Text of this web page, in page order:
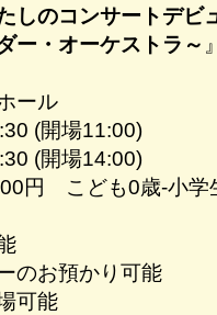
しのコンサートデビ
ー・オーケストラ～
ール
(開場11:00)
(開場14:00)
円 こども0歳-小学
のお預かり可能
可能